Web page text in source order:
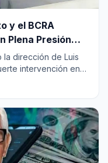
y el BCRA
Plena Presión
la dirección de Luis
intervención en
para contener la
afectar la
analistas anticipan
$1.600-$1.650 para
y la demanda de